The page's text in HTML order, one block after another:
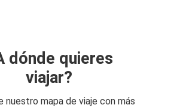
dónde quieres
viajar?
nuestro mapa de viaje con más